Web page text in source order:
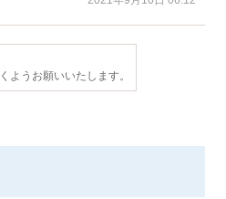
ようお願いいたします。